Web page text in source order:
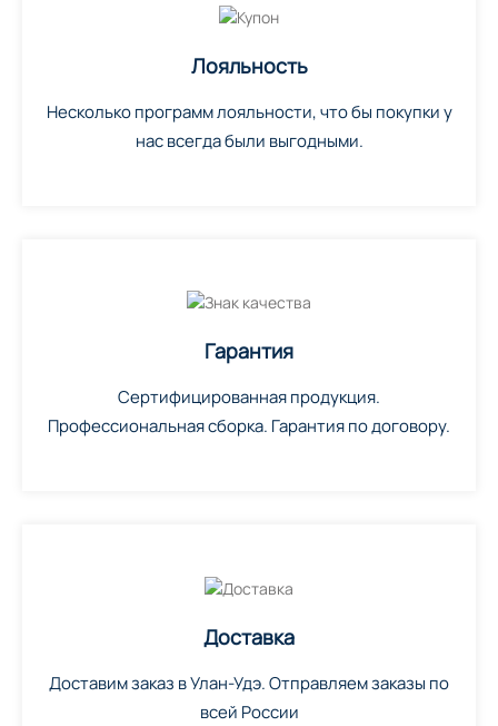
Лояльность
Несколько программ лояльности, что бы покупки у
нас всегда были выгодными.
Гарантия
Сертифицированная продукция.
Профессиональная сборка. Гарантия по договору.
Доставка
Доставим заказ в Улан-Удэ. Отправляем заказы по
всей России